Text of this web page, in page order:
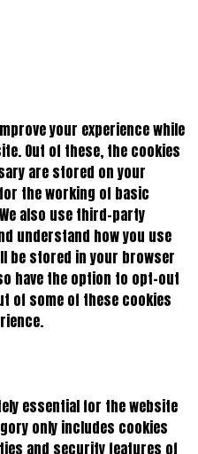
your experience while
Out of these, the cookies
are stored on your
the working of basic
also use third-party
understand how you use
be stored in your browser
have the option to opt-out
of some of these cookies
essential for the website
only includes cookies
and security features of